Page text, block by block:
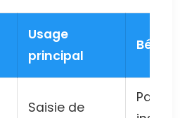
Usage
principal
Saisie de